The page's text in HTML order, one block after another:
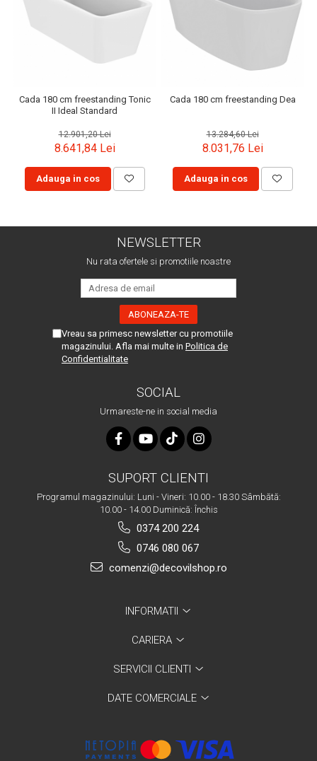
Cada 180 cm freestanding Tonic
II Ideal Standard
12.901,20 Lei
8.641,84 Lei
Adauga in cos
Cada 180 cm freestanding Dea
13.284,60 Lei
8.031,76 Lei
Adauga in cos
NEWSLETTER
Nu rata ofertele si promotiile noastre
Vreau sa primesc newsletter cu promotiile
magazinului. Afla mai multe in Politica de
Confidentialitate
SOCIAL
Urmareste-ne in social media
SUPORT CLIENTI
Programul magazinului: Luni - Vineri: 10.00 - 18.30 Sâmbătă:
10.00 - 14.00 Duminică: Închis
0374 200 224
0746 080 067
comenzi@decovilshop.ro
INFORMATII
CARIERA
SERVICII CLIENTI
DATE COMERCIALE